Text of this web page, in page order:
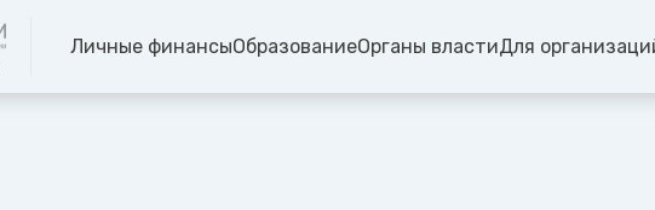
Личные финансыОбразованиеОрганы властиДля